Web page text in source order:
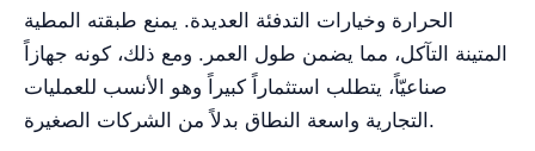
الحرارة وخيارات التدفئة العديدة. يمنع طبقته المطية
المتينة التآكل، مما يضمن طول العمر. ومع ذلك، كونه جهازاً
صناعيّاً، يتطلب استثماراً كبيراً وهو الأنسب للعمليات
التجارية واسعة النطاق بدلاً من الشركات الصغيرة.